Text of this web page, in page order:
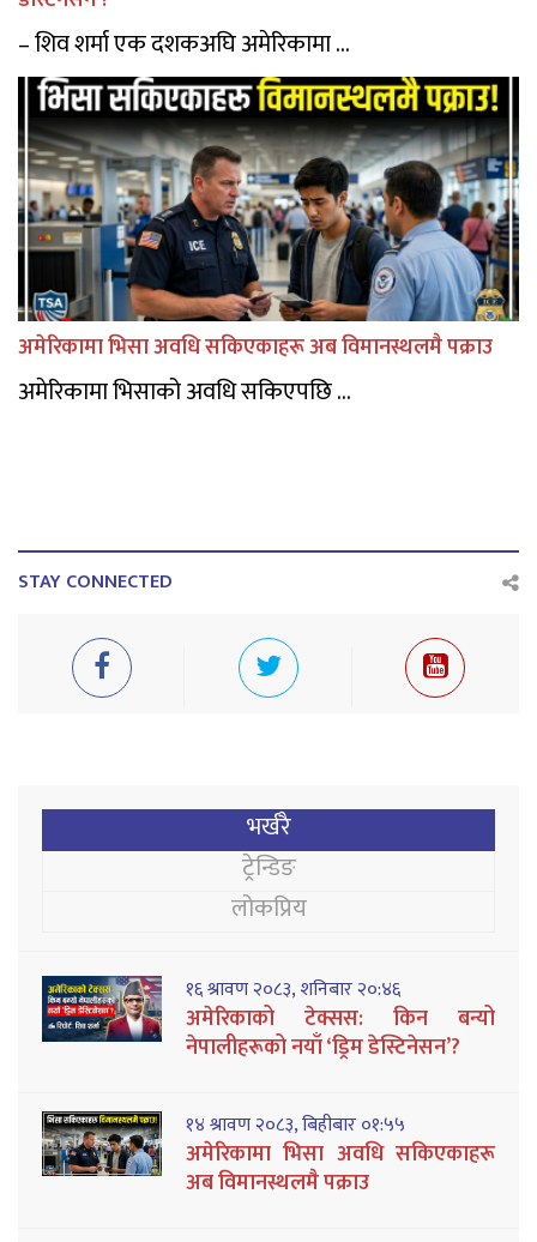
– शिव शर्मा एक दशकअघि अमेरिकामा ...
अमेरिकामा भिसा अवधि सकिएकाहरू अब विमानस्थलमै पक्राउ
अमेरिकामा भिसाको अवधि सकिएपछि ...
STAY CONNECTED
भर्खरै
ट्रेन्डिङ
लोकप्रिय
१६ श्रावण २०८३, शनिबार २०:४६
अमेरिकाको टेक्सस: किन बन्यो
नेपालीहरूको नयाँ ‘ड्रिम डेस्टिनेसन’?
१४ श्रावण २०८३, बिहीबार ०१:५५
अमेरिकामा भिसा अवधि सकिएकाहरू
अब विमानस्थलमै पक्राउ